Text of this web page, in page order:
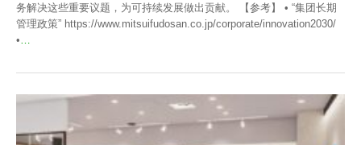
务解决这些重要议题，为可持续发展做出贡献。 【参考】 • “集团长期
管理政策” https://www.mitsuifudosan.co.jp/corporate/innovation2030/
•